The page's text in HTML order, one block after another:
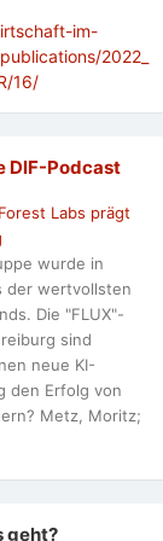
im-
2022_
16/
DlF-Podcast
Labs prägt
wurde in
der wertvollsten
Die "FLUX"-
sind
neue KI-
den Erfolg von
Metz, Moritz;
geht?